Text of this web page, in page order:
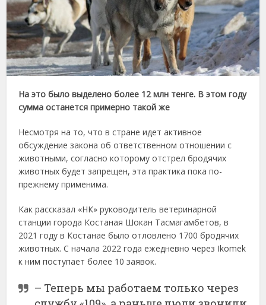
На это было выделено более 12 млн тенге. В этом году
сумма останется примерно такой же
Несмотря на то, что в стране идет активное
обсуждение закона об ответственном отношении с
животными, согласно которому отстрел бродячих
животных будет запрещен, эта практика пока по-
прежнему применима.
Как рассказал «НК» руководитель ветеринарной
станции города Костаная Шокан Тасмагамбетов, в
2021 году в Костанае было отловлено 1700 бродячих
животных. С начала 2022 года ежедневно через Ikomek
к ним поступает более 10 заявок.
– Теперь мы работаем только через